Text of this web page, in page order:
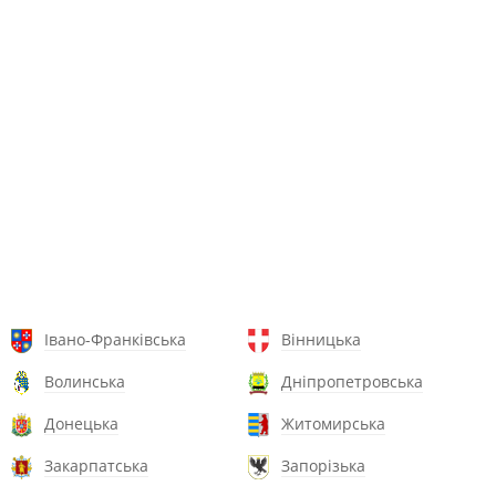
Івано-Франківська
Вінницька
Волинська
Дніпропетровська
Донецька
Житомирська
Закарпатська
Запорізька